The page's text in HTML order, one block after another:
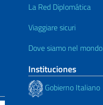
La Red Diplomática
Viaggiare sicuri
Dove siamo nel mondo
Instituciones
Gobierno Italiano